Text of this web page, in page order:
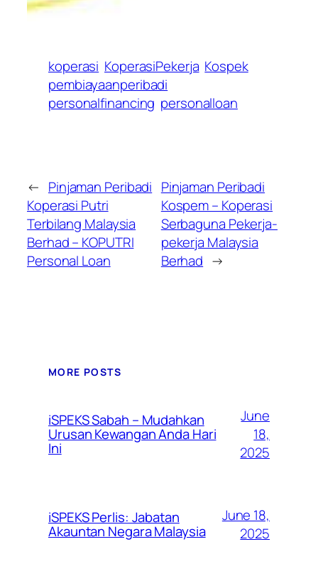
koperasi KoperasiPekerja Kospek
pembiayaanperibadi
personalfinancing personalloan
← Pinjaman Peribadi
Koperasi Putri
Terbilang Malaysia
Berhad – KOPUTRI
Personal Loan
Pinjaman Peribadi
Kospem – Koperasi
Serbaguna Pekerja-
pekerja Malaysia
Berhad →
MORE POSTS
iSPEKS Sabah – Mudahkan
Urusan Kewangan Anda Hari
Ini
June
18,
2025
iSPEKS Perlis: Jabatan
Akauntan Negara Malaysia
June 18,
2025